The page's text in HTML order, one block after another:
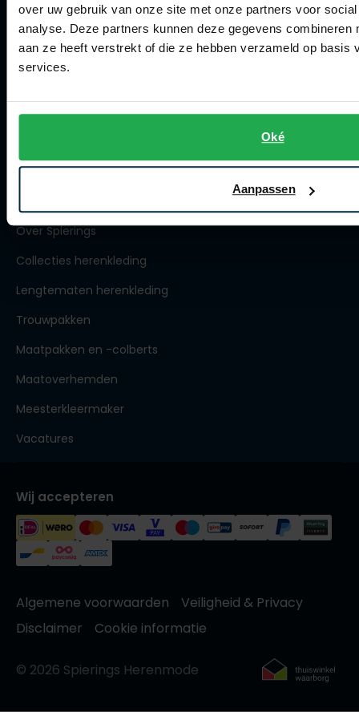
over uw gebruik van onze site met onze partners voor
analyse. Deze partners kunnen deze gegevens combineren
aan ze heeft verstrekt of die ze hebben verzameld op basis
services.
Oké
Aanpassen
Winkel
Winkel
Over Spierings
Collecties herenkleding
Lengtematen herenkleding
Trouwpakken
Maatpakken en -colberts
Maatoverhemden
Meesterkleermaker
Vacatures
Wij accepteren
Algemene voorwaarden
Veiligheid & Privacy
Disclaimer
Cookie informatie
© 2026 Spierings Herenmode